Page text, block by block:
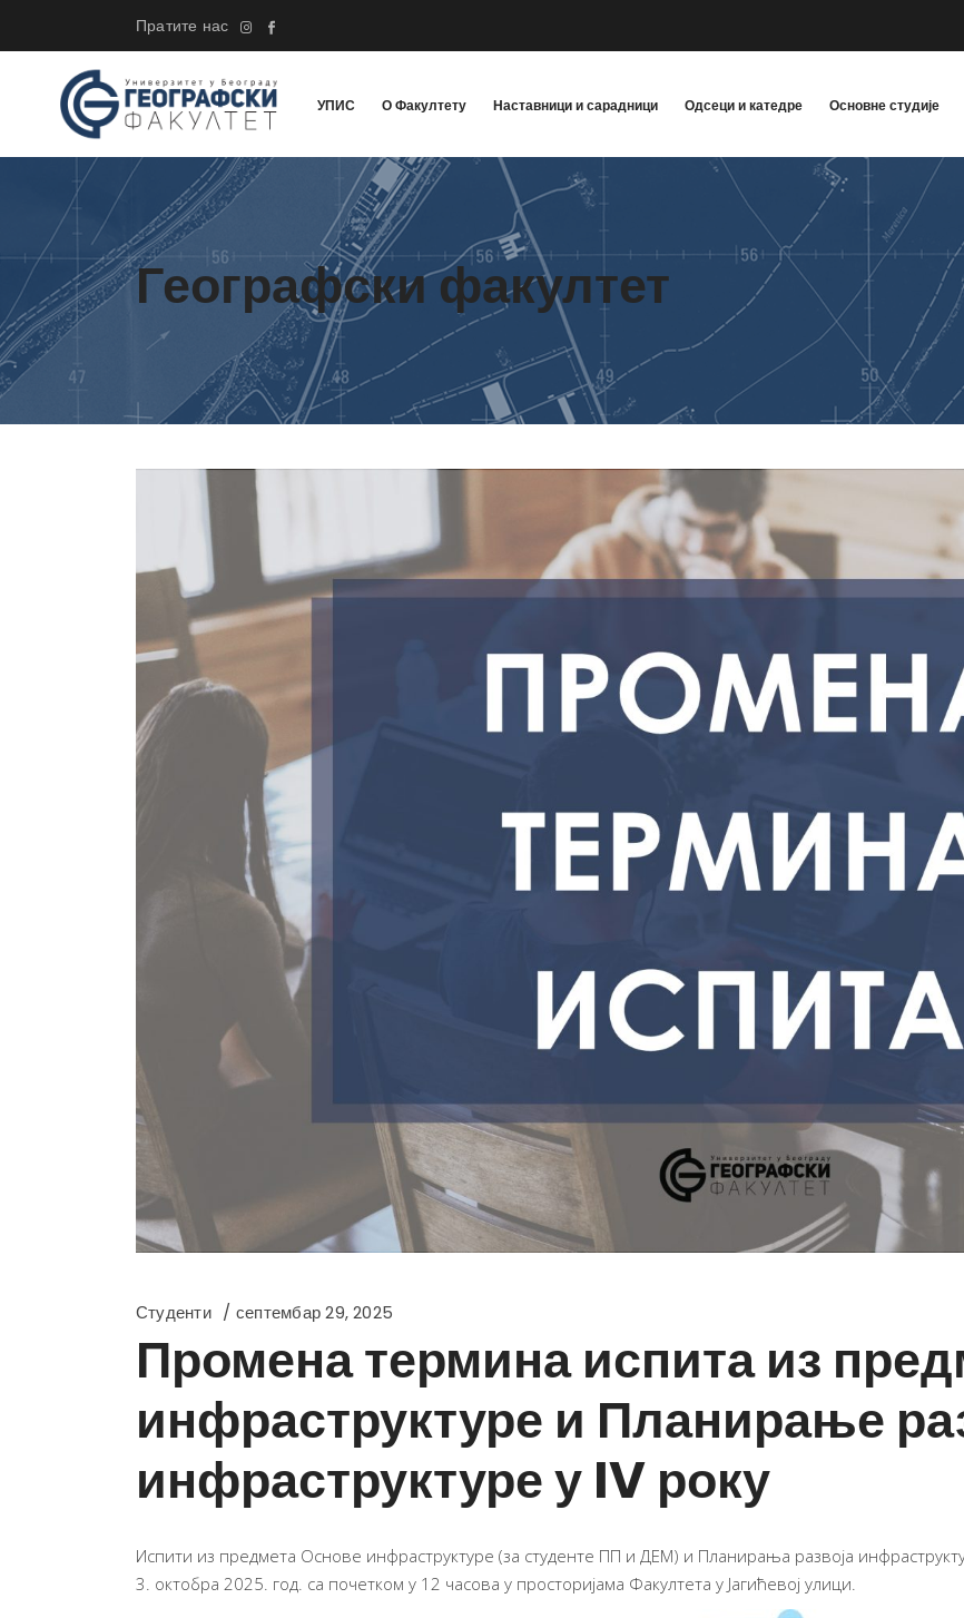
Пратите нас
УПИС О Факултету Наставници и сарадници Одсеци и катедре Основне студије
Географски факултет
Студенти септембар 29, 2025
Промена термина испита из
инфраструктуре и Планирање
инфраструктуре у IV року
Испити из предмета Основе инфраструктуре (за студенте ПП и ДЕМ) и Планирања развоја
3. октобра 2025. год. са почетком у 12 часова у просторијама Факултета у Јагићевој улици.